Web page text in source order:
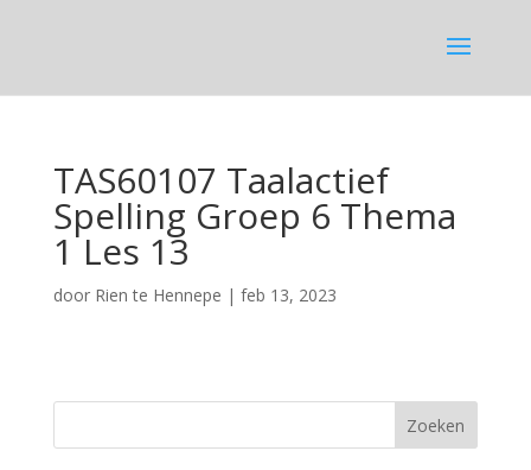
TAS60107 Taalactief
Spelling Groep 6 Thema
1 Les 13
door Rien te Hennepe | feb 13, 2023